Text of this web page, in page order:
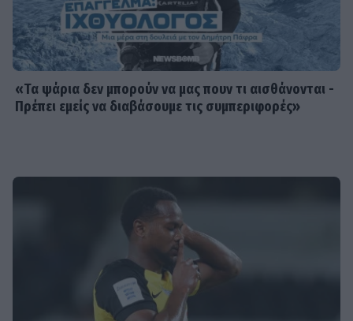
«Τα ψάρια δεν μπορούν να μας πουν τι αισθάνονται -
Πρέπει εμείς να διαβάσουμε τις συμπεριφορές»